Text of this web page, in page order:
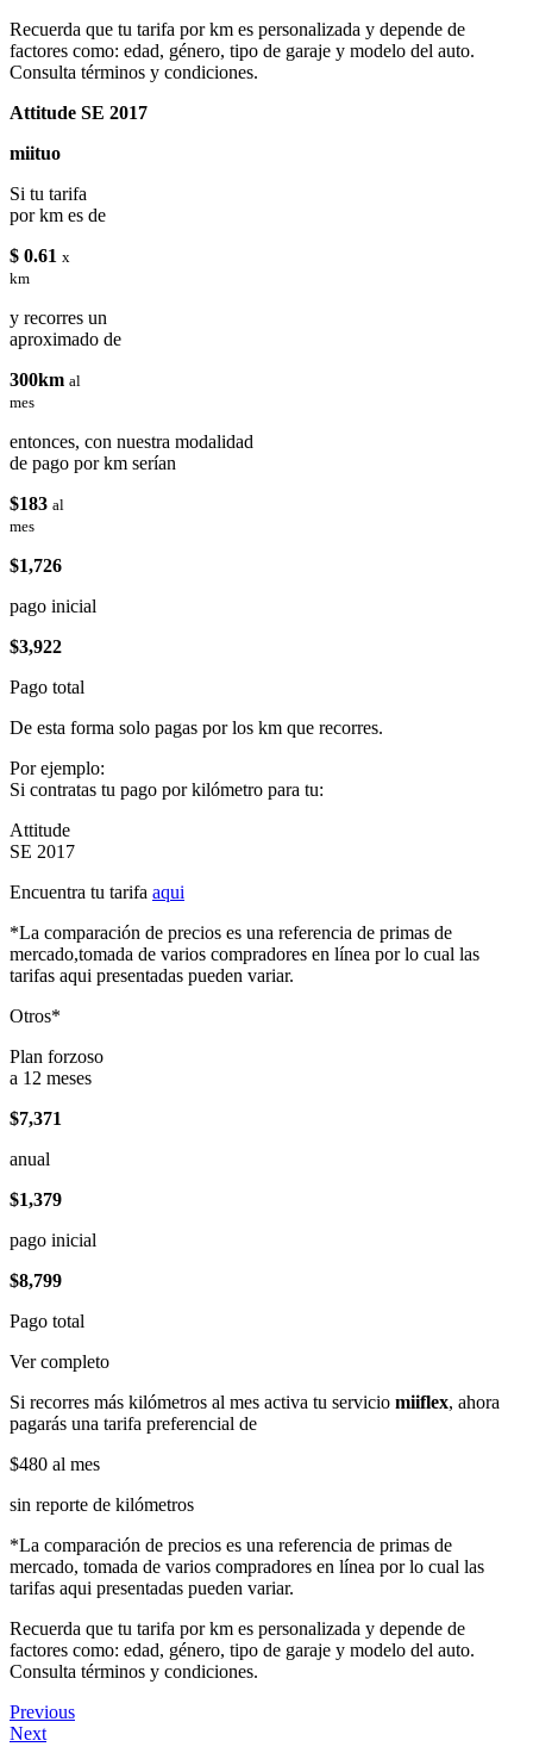
Recuerda que tu tarifa por km es personalizada y depende de
factores como: edad, género, tipo de garaje y modelo del auto.
Consulta términos y condiciones.
Attitude SE 2017
miituo
Si tu tarifa
por km es de
$ 0.61 x
km
y recorres un
aproximado de
300km al
mes
entonces, con nuestra modalidad
de pago por km serían
$183 al
mes
$1,726
pago inicial
$3,922
Pago total
De esta forma solo pagas por los km que recorres.
Por ejemplo:
Si contratas tu pago por kilómetro para tu:
Attitude
SE 2017
Encuentra tu tarifa aqui
*La comparación de precios es una referencia de primas de
mercado,tomada de varios compradores en línea por lo cual las
tarifas aqui presentadas pueden variar.
Otros*
Plan forzoso
a 12 meses
$7,371
anual
$1,379
pago inicial
$8,799
Pago total
Ver completo
Si recorres más kilómetros al mes activa tu servicio miiflex, ahora
pagarás una tarifa preferencial de
$480 al mes
sin reporte de kilómetros
*La comparación de precios es una referencia de primas de
mercado, tomada de varios compradores en línea por lo cual las
tarifas aqui presentadas pueden variar.
Recuerda que tu tarifa por km es personalizada y depende de
factores como: edad, género, tipo de garaje y modelo del auto.
Consulta términos y condiciones.
Previous
Next